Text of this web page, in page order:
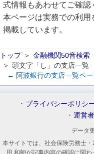
式情報もあわせてご確認
本ページは実務での利用
掲載しています。
トップ 金融機関50音検索
頭文字「し」の支店一覧
← 阿波銀行の支店一覧ペ
プライバシーポリシ
運営
データ
本サイトでは、社会保険労務士
田 和朝が記事内容の確認に関わ